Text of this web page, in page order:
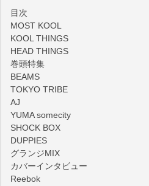
目次
MOST KOOL
KOOL THINGS
HEAD THINGS
巻頭特集
BEAMS
TOKYO TRIBE
AJ
YUMA somecity
SHOCK BOX
DUPPIES
グランジMIX
カバーインタビュー
Reebok